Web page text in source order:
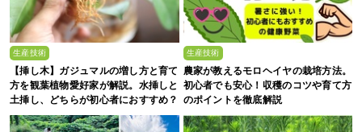
生産技術
【挿し木】ガジュマルの増し方と育て
方を観葉植物愛好家が解説。水挿しと
土挿し、どちらが初心者におすすめ？
生産技術
農家が教えるモロヘイヤの栽培方法。
初心者でも安心！収穫のコツや育て方
のポイントを徹底解説